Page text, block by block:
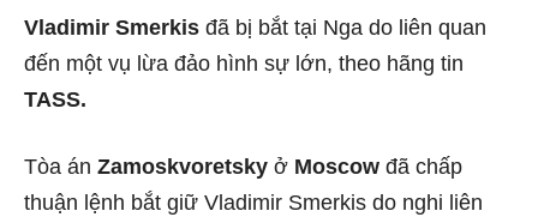
Vladimir Smerkis đã bị bắt tại Nga do liên quan
đến một vụ lừa đảo hình sự lớn, theo hãng tin
TASS.
Tòa án Zamoskvoretsky ở Moscow đã chấp
thuận lệnh bắt giữ Vladimir Smerkis do nghi liên